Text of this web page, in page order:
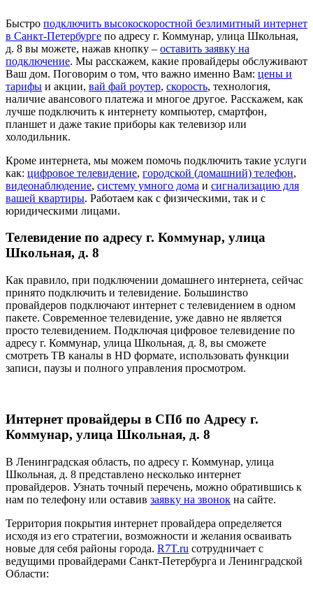
Быстро подключить высокоскоростной безлимитный интернет
в Санкт-Петербурге по адресу г. Коммунар, улица Школьная,
д. 8 вы можете, нажав кнопку – оставить заявку на
подключение. Мы расскажем, какие провайдеры обслуживают
Ваш дом. Поговорим о том, что важно именно Вам: цены и
тарифы и акции, вай фай роутер, скорость, технология,
наличие авансового платежа и многое другое. Расскажем, как
лучше подключить к интернету компьютер, смартфон,
планшет и даже такие приборы как телевизор или
холодильник.
Кроме интернета, мы можем помочь подключить такие услуги
как: цифровое телевидение, городской (домашний) телефон,
видеонаблюдение, систему умного дома и сигнализацию для
вашей квартиры. Работаем как с физическими, так и с
юридическими лицами.
Телевидение по адресу г. Коммунар, улица
Школьная, д. 8
Как правило, при подключении домашнего интернета, сейчас
принято подключить и телевидение. Большинство
провайдеров подключают интернет с телевидением в одном
пакете. Современное телевидение, уже давно не является
просто телевидением. Подключая цифровое телевидение по
адресу г. Коммунар, улица Школьная, д. 8, вы сможете
смотреть ТВ каналы в HD формате, использовать функции
записи, паузы и полного управления просмотром.
Интернет провайдеры в СПб по Адресу г.
Коммунар, улица Школьная, д. 8
В Ленинградская область, по адресу г. Коммунар, улица
Школьная, д. 8 представлено несколько интернет
провайдеров. Узнать точный перечень, можно обратившись к
нам по телефону или оставив заявку на звонок на сайте.
Территория покрытия интернет провайдера определяется
исходя из его стратегии, возможности и желания осваивать
новые для себя районы города. R7T.ru сотрудничает с
ведущими провайдерами Санкт-Петербурга и Ленинградской
Области: